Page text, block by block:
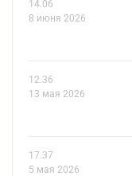
14.06
8 июня 2026
12.36
13 мая 2026
17.37
5 мая 2026